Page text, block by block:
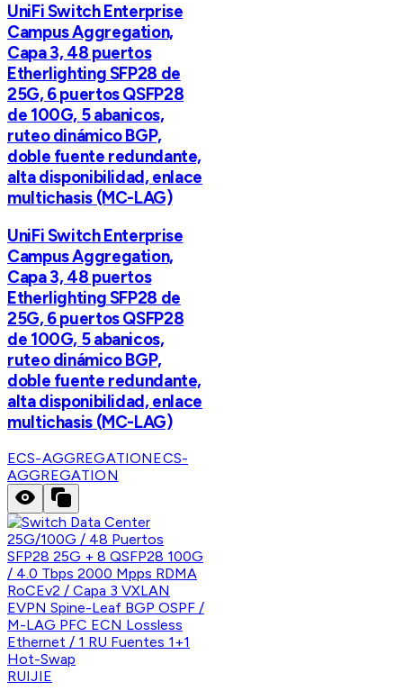
UniFi Switch Enterprise
Campus Aggregation,
Capa 3, 48 puertos
Etherlighting SFP28 de
25G, 6 puertos QSFP28
de 100G, 5 abanicos,
ruteo dinámico BGP,
doble fuente redundante,
alta disponibilidad, enlace
multichasis (MC-LAG)
UniFi Switch Enterprise
Campus Aggregation,
Capa 3, 48 puertos
Etherlighting SFP28 de
25G, 6 puertos QSFP28
de 100G, 5 abanicos,
ruteo dinámico BGP,
doble fuente redundante,
alta disponibilidad, enlace
multichasis (MC-LAG)
ECS-AGGREGATIONECS-
AGGREGATION
RUIJIE